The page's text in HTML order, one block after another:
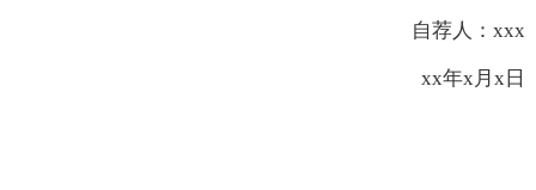
自荐人：xxx
xx年x月x日